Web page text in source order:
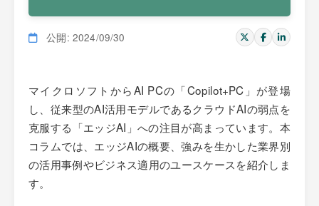
公開: 2024/09/30
マイクロソフトからAI PCの「Copilot+PC」が登場
し、従来型のAI活用モデルであるクラウドAIの弱点を
克服する「エッジAI」への注目が高まっています。本
コラムでは、エッジAIの概要、強みを生かした業界別
の活用事例やビジネス適用のユースケースを紹介しま
す。